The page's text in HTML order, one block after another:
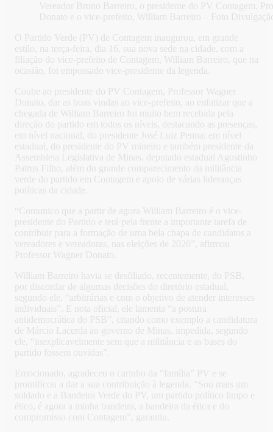
Vereador Bruno Barreiro, o presidente do PV Contagem,
Donato e o vice-prefeito, William Barreiro – Foto
O Partido Verde (PV) de Contagem inaugurou, em grande
estilo, na terça-feira, dia 16, sua nova sede na cidade, com a
filiação do vice-prefeito de Contagem, William Barreiro, que na
ocasião, foi empossado vice-presidente da legenda.
Coube ao presidente do PV Contagem, Professor Wagner
Donato, dar as boas vindas ao vice-prefeito, ao enfatizar que a
chegada de William Barreiro foi muito bem recebida pela
direção do partido em todos os níveis, destacando as presenças,
em nível nacional, do presidente José Luiz Penna; em nível
estadual, do presidente do PV mineiro e também presidente da
Assembleia Legislativa de Minas, deputado estadual Agostinho
Patrus Filho, além do grande comparecimento da militância
verde do partido em Contagem e apoio de várias lideranças
políticas da cidade.
“Comunico que a partir de agora William Barreiro é o vice-
presidente do Partido e terá pela frente a importante tarefa de
contribuir para a formação de uma bela chapa de candidatos a
vereadores e vereadoras, nas eleições de 2020”, afirmou
Professor Wagner Donato.
William Barreiro havia se desfiliado, recentemente, do PSB,
por discordar de algumas decisões do diretório estadual,
segundo ele, “arbitrárias e com o objetivo de atender interesses
individuais”. E nota oficial, ele lamenta “a postura
antidemocrática do PSB”, citando como exemplo a candidatura
de Márcio Lacerda ao governo de Minas, impedida, segundo
ele, “inexplicavelmente sem que a militância e as bases do
partido fossem ouvidas”.
Emocionado, agradeceu o carinho da “família” PV e se
prontificou a dar a sua contribuição à legenda. “Sou mais um
soldado e a Bandeira Verde do PV, um partido político limpo e
ético, é agora a minha bandeira, a bandeira da ética e do
compromisso com Contagem”, garantiu.